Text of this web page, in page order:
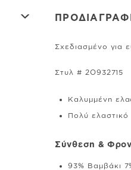
Σχεδιασμένο για
Στυλ # 2O932715
Καλυμμένη
Πολύ ελαστικό
Σύνθεση &
93% Βαμβάκι